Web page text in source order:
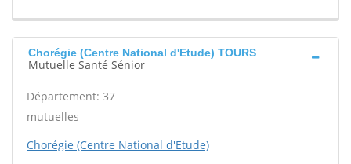
Chorégie (Centre National d'Etude) TOURS
Mutuelle Santé Sénior
Département: 37
mutuelles
Chorégie (Centre National d'Etude)